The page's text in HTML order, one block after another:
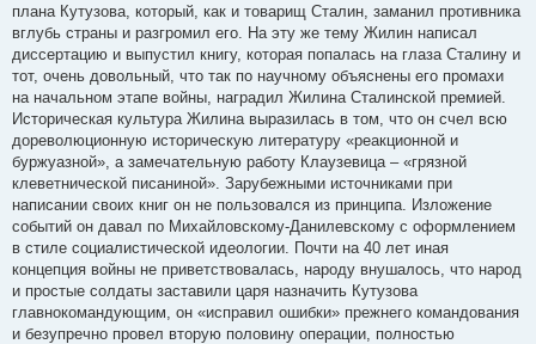
плана Кутузова, который, как и товарищ Сталин, заманил противника
вглубь страны и разгромил его. На эту же тему Жилин написал
диссертацию и выпустил книгу, которая попалась на глаза Сталину и
тот, очень довольный, что так по научному объяснены его промахи
на начальном этапе войны, наградил Жилина Сталинской премией.
Историческая культура Жилина выразилась в том, что он счел всю
дореволюционную историческую литературу «реакционной и
буржуазной», а замечательную работу Клаузевица – «грязной
клеветнической писаниной». Зарубежными источниками при
написании своих книг он не пользовался из принципа. Изложение
событий он давал по Михайловскому-Данилевскому с оформлением
в стиле социалистической идеологии. Почти на 40 лет иная
концепция войны не приветствовалась, народу внушалось, что народ
и простые солдаты заставили царя назначить Кутузова
главнокомандующим, он «исправил ошибки» прежнего командования
и безупречно провел вторую половину операции, полностью